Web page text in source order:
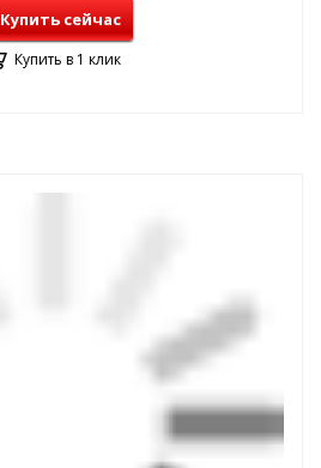
Купить сейчас
Купить в 1 клик